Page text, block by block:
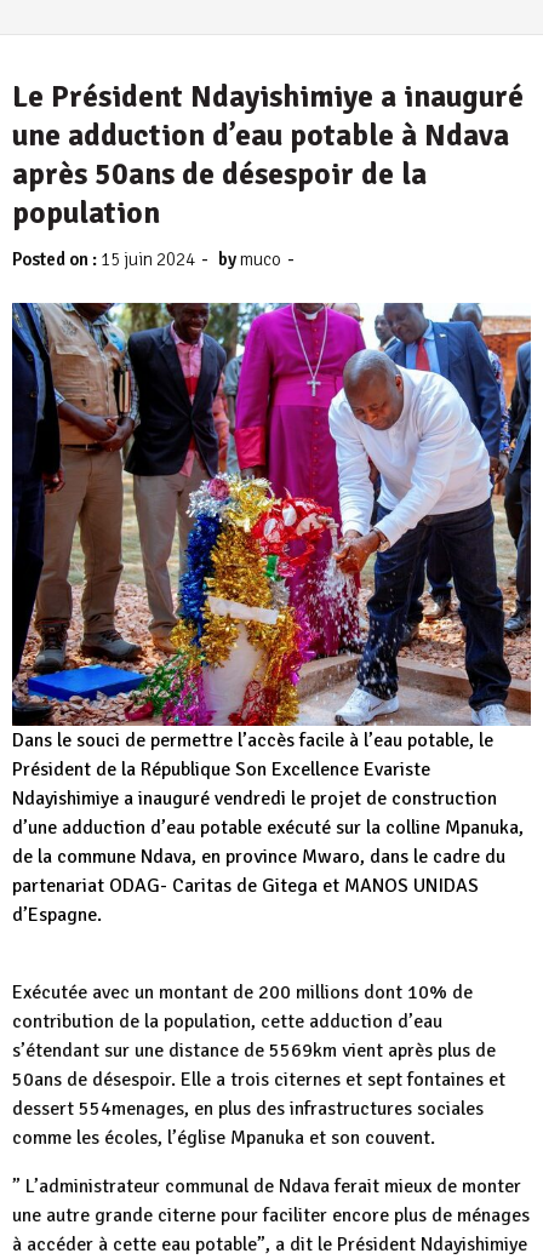
Le Président Ndayishimiye a inauguré
une adduction d’eau potable à Ndava
après 50ans de désespoir de la
population
Posted on : 15 juin 2024 - bymuco -
Dans le souci de permettre l’accès facile à l’eau potable, le
Président de la République Son Excellence Evariste
Ndayishimiye a inauguré vendredi le projet de construction
d’une adduction d’eau potable exécuté sur la colline Mpanuka,
de la commune Ndava, en province Mwaro, dans le cadre du
partenariat ODAG- Caritas de Gitega et MANOS UNIDAS
d’Espagne.
Exécutée avec un montant de 200 millions dont 10% de
contribution de la population, cette adduction d’eau
s’étendant sur une distance de 5569km vient après plus de
50ans de désespoir. Elle a trois citernes et sept fontaines et
dessert 554menages, en plus des infrastructures sociales
comme les écoles, l’église Mpanuka et son couvent.
” L’administrateur communal de Ndava ferait mieux de monter
une autre grande citerne pour faciliter encore plus de ménages
à accéder à cette eau potable”, a dit le Président Ndayishimiye